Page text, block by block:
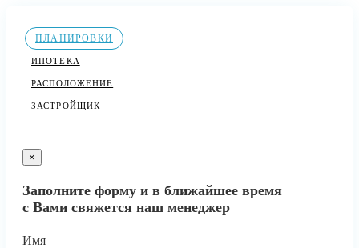
ПЛАНИРОВКИ
ИПОТЕКА
РАСПОЛОЖЕНИЕ
ЗАСТРОЙЩИК
×
Заполните форму и в ближайшее время
с Вами свяжется наш менеджер
Имя